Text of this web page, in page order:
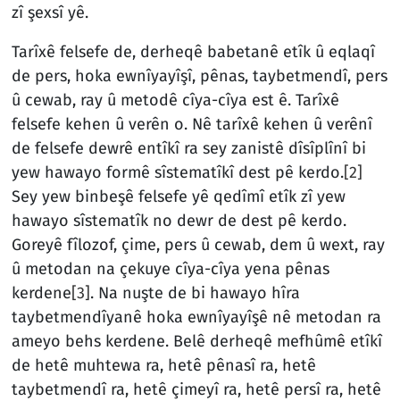
zî şexsî yê.
Tarîxê felsefe de, derheqê babetanê etîk û eqlaqî
de pers, hoka ewnîyayîşî, pênas, taybetmendî, pers
û cewab, ray û metodê cîya-cîya est ê. Tarîxê
felsefe kehen û verên o. Nê tarîxê kehen û verênî
de felsefe dewrê entîkî ra sey zanistê dîsîplînî bi
yew hawayo formê sîstematîkî dest pê kerdo.[2]
Sey yew binbeşê felsefe yê qedîmî etîk zî yew
hawayo sîstematîk no dewr de dest pê kerdo.
Goreyê fîlozof, çime, pers û cewab, dem û wext, ray
û metodan na çekuye cîya-cîya yena pênas
kerdene[3]. Na nuşte de bi hawayo hîra
taybetmendîyanê hoka ewnîyayîşê nê metodan ra
ameyo behs kerdene. Belê derheqê mefhûmê etîkî
de hetê muhtewa ra, hetê pênasî ra, hetê
taybetmendî ra, hetê çimeyî ra, hetê persî ra, hetê